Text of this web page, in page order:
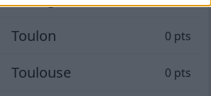
Toulon 0 pts
Toulouse 0 pts